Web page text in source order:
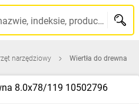
Szukaj po nazwie, indeksie, producencie, kodzie kreskowym...
narzędziowy Wiertła do drewna
8.0x78/119 10502796